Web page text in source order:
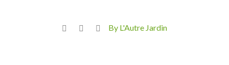
By L'Autre Jardin